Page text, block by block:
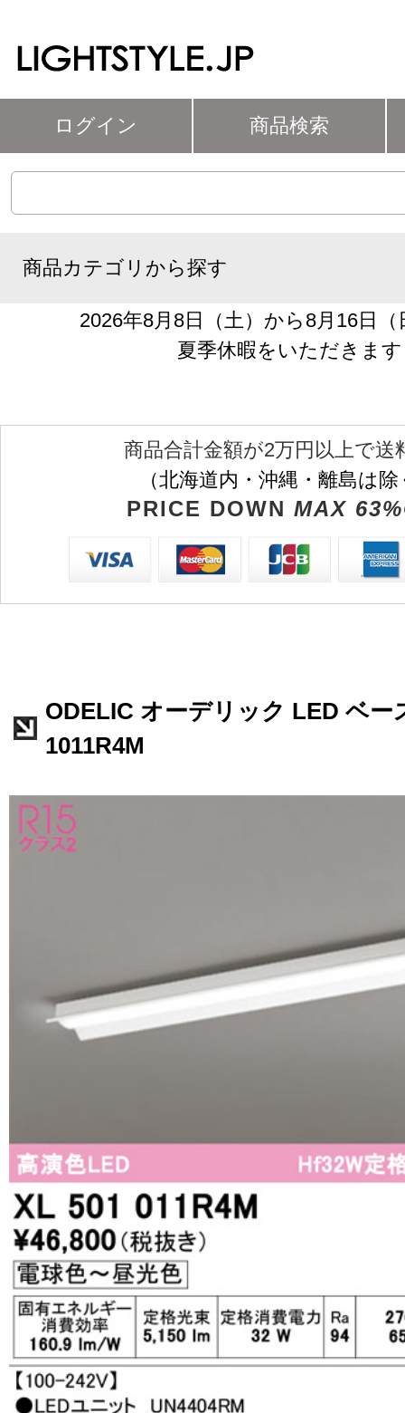
ログイン 商品検索
商品カテゴリから探す
2026年8月8日（土）から8月16日
夏季休暇をいただきます
商品合計金額が2万円以上で送
（北海道内・沖縄・離島は
PRICE DOWN MAX
ODELIC オーデリック LED ベー
1011R4M